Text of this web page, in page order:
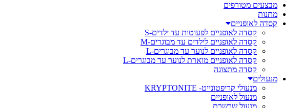
מבצעים מטורפים
מתנות
קסדה לאופניים
קסדה לאופניים לפעוטות עד ילדים-S
קסדה לאופניים לילדים עד מבוגרים-M
קסדה לאופניים לנוער עד מבוגרים-L
קסדה לאופניים מוארת לנוער עד מבוגרים-L
קסדה מתצוגה
מנעולים
מנעולי קריפטונייט- KRYPTONITE
מנעול לאופניים